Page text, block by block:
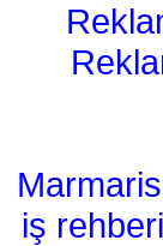
iş rehberi